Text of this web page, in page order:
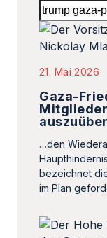
Search
21. Mai 2026
Gaza-
…den
bezeichnet
im Plan